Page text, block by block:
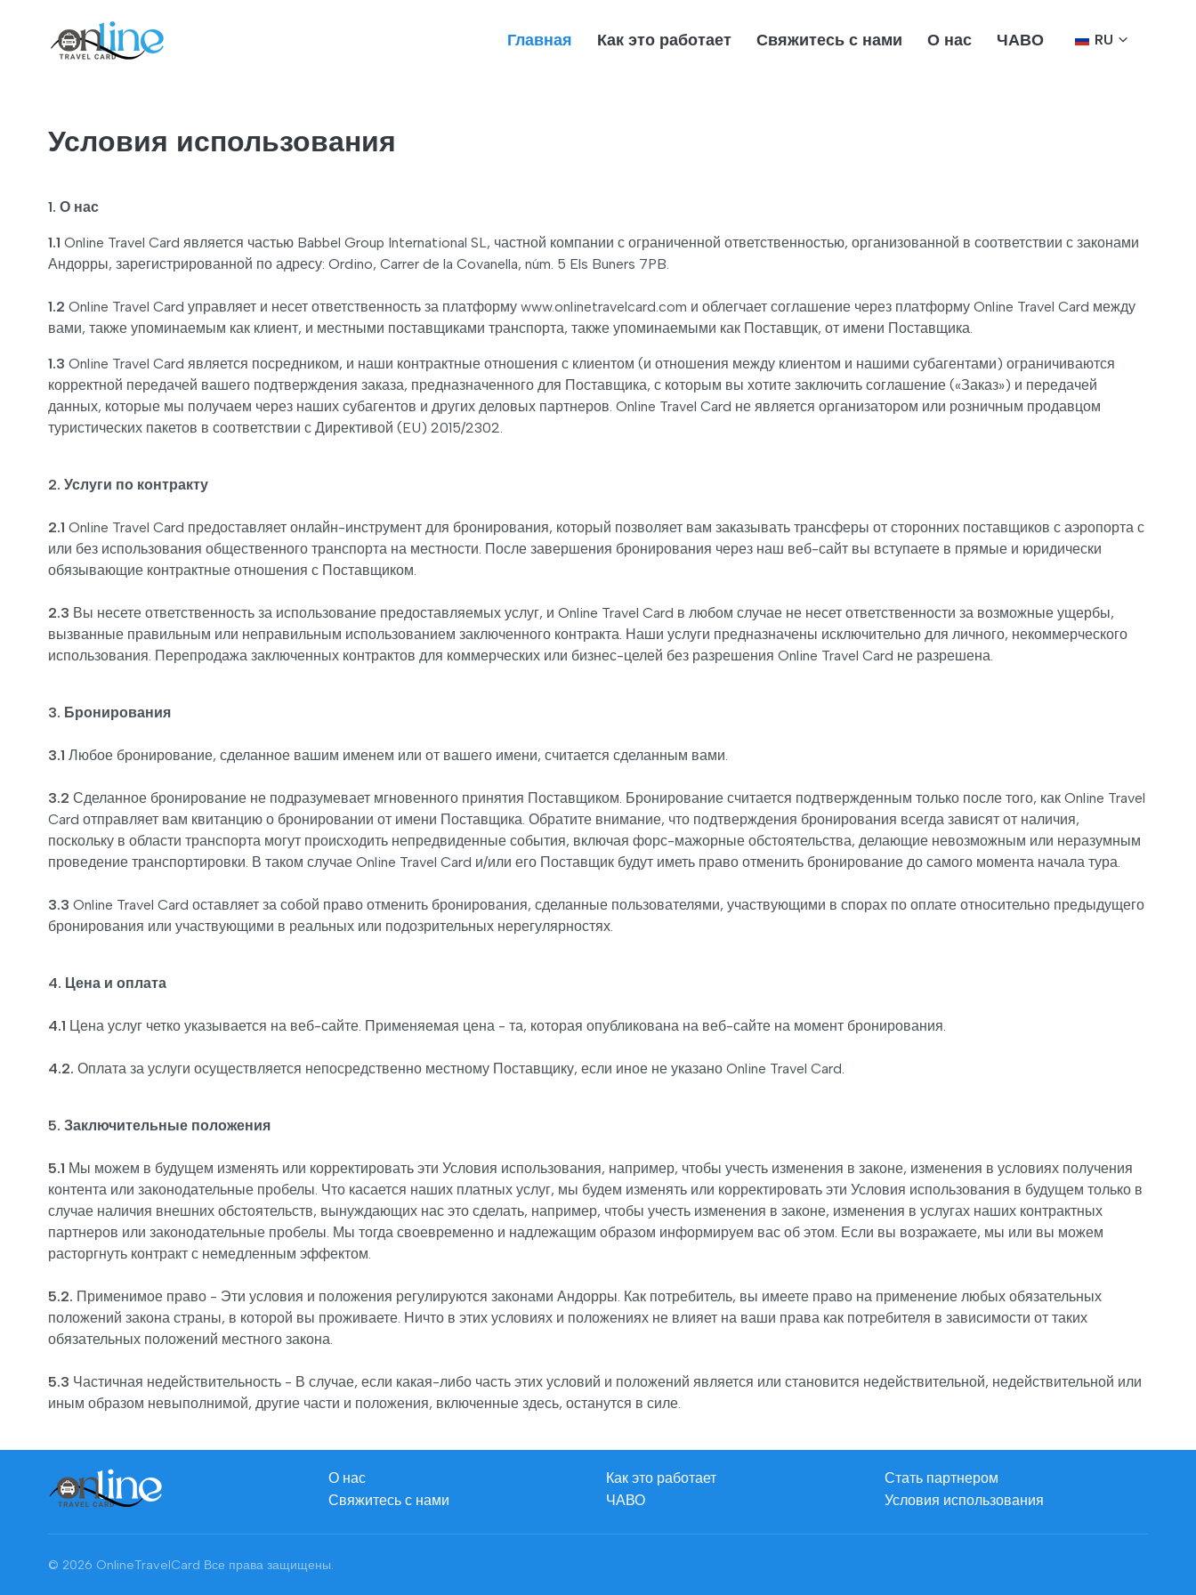
Главная Как это работает Свяжитесь с нами О нас ЧАВО RU
Условия использования
1. О нас
1.1 Online Travel Card является частью Babbel Group International SL, частной компании с ограниченной ответственностью, организованной в соответствии с законами
Андорры, зарегистрированной по адресу: Ordino, Carrer de la Covanella, núm. 5 Els Buners 7PB.
1.2 Online Travel Card управляет и несет ответственность за платформу www.onlinetravelcard.com и облегчает соглашение через платформу Online Travel Card между
вами, также упоминаемым как клиент, и местными поставщиками транспорта, также упоминаемыми как Поставщик, от имени Поставщика.
1.3 Online Travel Card является посредником, и наши контрактные отношения с клиентом (и отношения между клиентом и нашими субагентами) ограничиваются
корректной передачей вашего подтверждения заказа, предназначенного для Поставщика, с которым вы хотите заключить соглашение («Заказ») и передачей
данных, которые мы получаем через наших субагентов и других деловых партнеров. Online Travel Card не является организатором или розничным продавцом
туристических пакетов в соответствии с Директивой (EU) 2015/2302.
2. Услуги по контракту
2.1 Online Travel Card предоставляет онлайн-инструмент для бронирования, который позволяет вам заказывать трансферы от сторонних поставщиков с аэропорта с
или без использования общественного транспорта на местности. После завершения бронирования через наш веб-сайт вы вступаете в прямые и юридически
обязывающие контрактные отношения с Поставщиком.
2.3 Вы несете ответственность за использование предоставляемых услуг, и Online Travel Card в любом случае не несет ответственности за возможные ущербы,
вызванные правильным или неправильным использованием заключенного контракта. Наши услуги предназначены исключительно для личного, некоммерческого
использования. Перепродажа заключенных контрактов для коммерческих или бизнес-целей без разрешения Online Travel Card не разрешена.
3. Бронирования
3.1 Любое бронирование, сделанное вашим именем или от вашего имени, считается сделанным вами.
3.2 Сделанное бронирование не подразумевает мгновенного принятия Поставщиком. Бронирование считается подтвержденным только после того, как Online Travel
Card отправляет вам квитанцию о бронировании от имени Поставщика. Обратите внимание, что подтверждения бронирования всегда зависят от наличия,
поскольку в области транспорта могут происходить непредвиденные события, включая форс-мажорные обстоятельства, делающие невозможным или неразумным
проведение транспортировки. В таком случае Online Travel Card и/или его Поставщик будут иметь право отменить бронирование до самого момента начала тура.
3.3 Online Travel Card оставляет за собой право отменить бронирования, сделанные пользователями, участвующими в спорах по оплате относительно предыдущего
бронирования или участвующими в реальных или подозрительных нерегулярностях.
4. Цена и оплата
4.1 Цена услуг четко указывается на веб-сайте. Применяемая цена - та, которая опубликована на веб-сайте на момент бронирования.
4.2. Оплата за услуги осуществляется непосредственно местному Поставщику, если иное не указано Online Travel Card.
5. Заключительные положения
5.1 Мы можем в будущем изменять или корректировать эти Условия использования, например, чтобы учесть изменения в законе, изменения в условиях получения
контента или законодательные пробелы. Что касается наших платных услуг, мы будем изменять или корректировать эти Условия использования в будущем только в
случае наличия внешних обстоятельств, вынуждающих нас это сделать, например, чтобы учесть изменения в законе, изменения в услугах наших контрактных
партнеров или законодательные пробелы. Мы тогда своевременно и надлежащим образом информируем вас об этом. Если вы возражаете, мы или вы можем
расторгнуть контракт с немедленным эффектом.
5.2. Применимое право - Эти условия и положения регулируются законами Андорры. Как потребитель, вы имеете право на применение любых обязательных
положений закона страны, в которой вы проживаете. Ничто в этих условиях и положениях не влияет на ваши права как потребителя в зависимости от таких
обязательных положений местного закона.
5.3 Частичная недействительность - В случае, если какая-либо часть этих условий и положений является или становится недействительной, недействительной или
иным образом невыполнимой, другие части и положения, включенные здесь, останутся в силе.
О нас
Свяжитесь с нами
Как это работает
ЧАВО
Стать партнером
Условия использования
© 2026 OnlineTravelCard Все права защищены.